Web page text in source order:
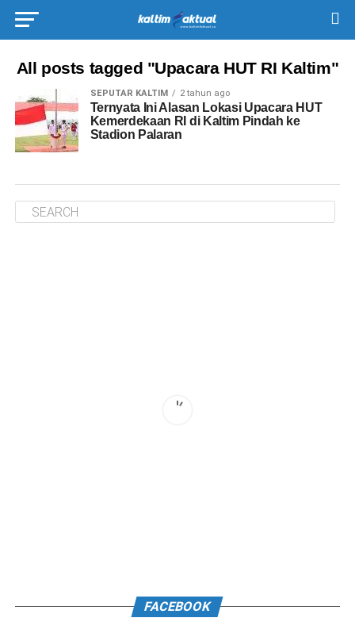
All posts tagged "Upacara HUT RI Kaltim"
SEPUTAR KALTIM 2 tahun ago
Ternyata Ini Alasan Lokasi Upacara HUT
Kemerdekaan RI di Kaltim Pindah ke
Stadion Palaran
FACEBOOK